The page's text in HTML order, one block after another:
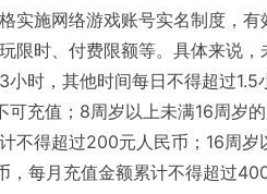
实施网络游戏账号实名制度，
限时、付费限额等。具体来说
小时，其他时间每日不得超过
可充值；8周岁以上未满16周岁
不得超过200元人民币；16周
，每月充值金额累计不得超过400